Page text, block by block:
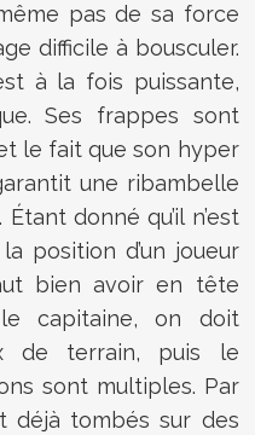
pas de sa force
difficile à bousculer.
à la fois puissante,
Ses frappes sont
le fait que son hyper
une ribambelle
donné qu’il n’est
position d’un joueur
bien avoir en tête
le capitaine, on doit
de terrain, puis le
sont multiples. Par
déjà tombés sur des